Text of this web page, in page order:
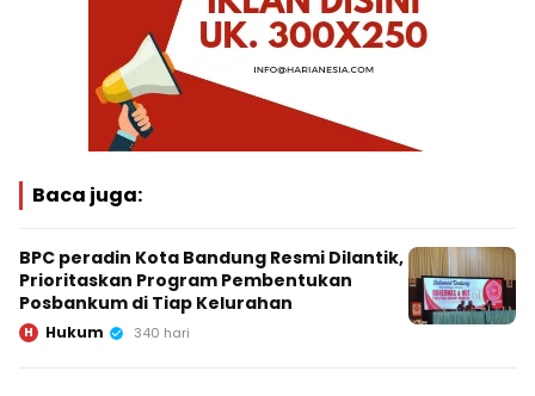
Baca juga:
BPC peradin Kota Bandung Resmi Dilantik,
Prioritaskan Program Pembentukan
Posbankum di Tiap Kelurahan
H Hukum 340 hari